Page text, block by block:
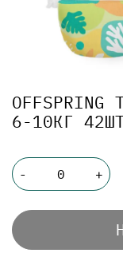
6-10КГ
- +